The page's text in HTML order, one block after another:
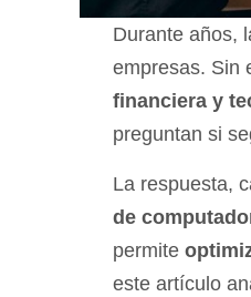
Durante años,
empresas. Sin
financiera y
preguntan si
La respuesta,
de
permite
este artículo